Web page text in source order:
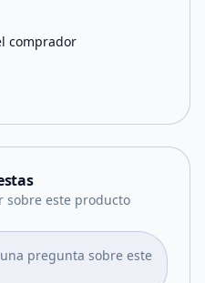
comprador
sobre este producto
pregunta sobre este